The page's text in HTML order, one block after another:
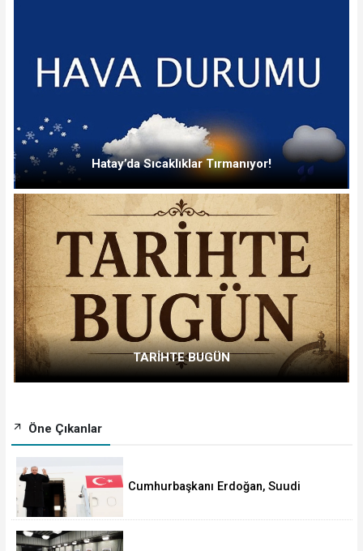
Hatay’da Sıcaklıklar Tırmanıyor!
TARİHTE BUGÜN
Öne Çıkanlar
Cumhurbaşkanı Erdoğan, Suudi